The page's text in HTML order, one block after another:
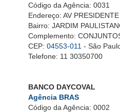
Código da Agência: 0031
Endereço: AV
Bairro: JARDIM
Complemento:
CEP: 04553-011 - São
Telefone: 11 30350700
BANCO DAYCOVAL
Agência BRAS
Código da Agência: 0002